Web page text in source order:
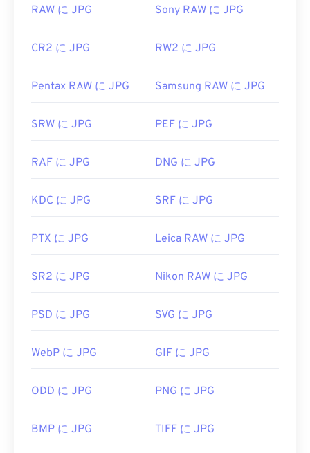
RAW に JPG Sony RAW に JPG
CR2 に JPG RW2 に JPG
Pentax RAW に JPG Samsung RAW に JPG
SRW に JPG PEF に JPG
RAF に JPG DNG に JPG
KDC に JPG SRF に JPG
PTX に JPG Leica RAW に JPG
SR2 に JPG Nikon RAW に JPG
PSD に JPG SVG に JPG
WebP に JPG GIF に JPG
ODD に JPG PNG に JPG
BMP に JPG TIFF に JPG